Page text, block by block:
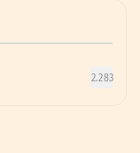
2.283